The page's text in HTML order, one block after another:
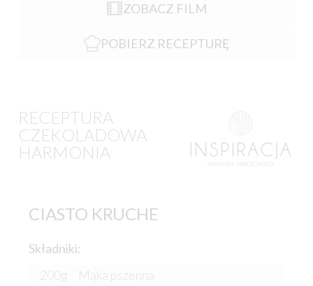
ZOBACZ FILM
POBIERZ RECEPTURĘ
RECEPTURA
CZEKOLADOWA
HARMONIA
CIASTO KRUCHE
Składniki:
200g
Mąka pszenna